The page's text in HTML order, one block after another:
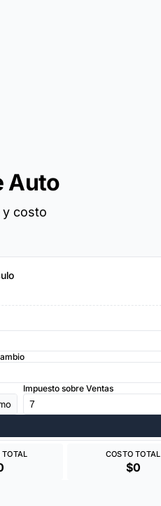
Auto
y costo
Impuesto sobre Ventas
TOTAL COSTO TOTAL
$0